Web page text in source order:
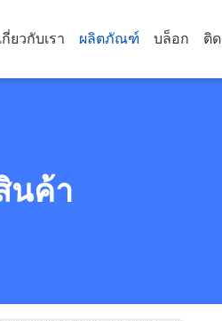
กี่ยวกับเรา ผลิตภัณฑ์ บล็อก ติ
นค้า